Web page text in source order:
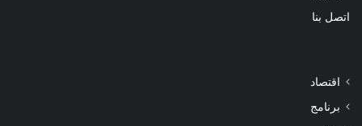
اتصل بنا
اقتصاد
برنامج